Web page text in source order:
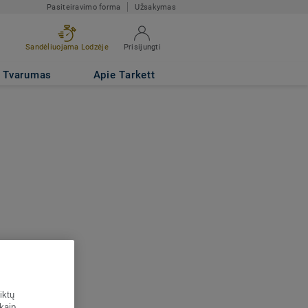
Pasiteiravimo forma Užsakymas
Sandėliuojama Lodzėje Prisijungti
Tvarumas Apie Tarkett